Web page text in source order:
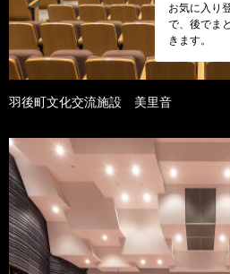
お気に入り
で、後でま
きます。
羽後町文化交流施設 美里音